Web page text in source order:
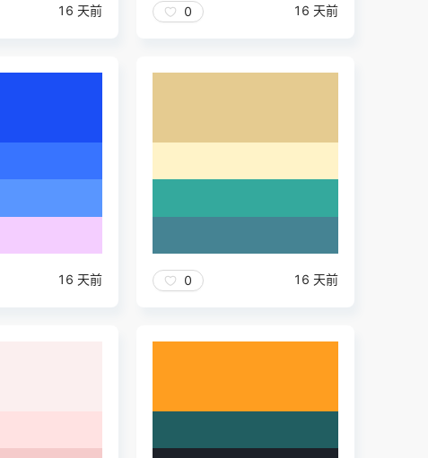
16 天前 0 16 天前
16 天前 0 16 天前